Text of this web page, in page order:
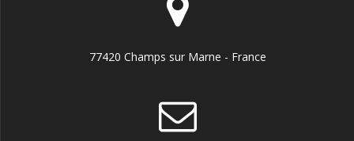
77420 Champs sur Marne - France